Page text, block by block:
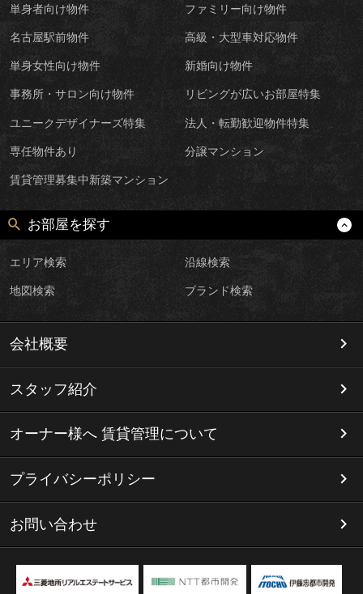
単身者向け物件 ファミリー向け物件
名古屋駅前物件 高級・大型車対応物件
単身女性向け物件 新婚向け物件
事務所・サロン向け物件 リビングが広いお部屋特集
ユニークデザイナーズ特集 法人・転勤歓迎物件特集
専任物件あり 分譲マンション
賃貸管理募集中新築マンション
お部屋を探す
エリア検索 沿線検索
地図検索 ブランド検索
会社概要
スタッフ紹介
オーナー様へ 賃貸管理について
プライバシーポリシー
お問い合わせ